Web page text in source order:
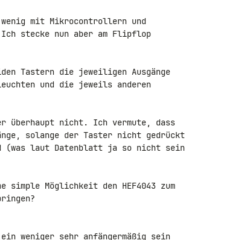
mit Mikrocontrollern und
stecke nun aber am Flipflop
Tastern die jeweiligen Ausgänge
und die jeweils anderen
überhaupt nicht. Ich vermute, dass
solange der Taster nicht gedrückt
(was laut Datenblatt ja so nicht sein
Möglichkeit den HEF4043 zum
weniger sehr anfängermäßig sein